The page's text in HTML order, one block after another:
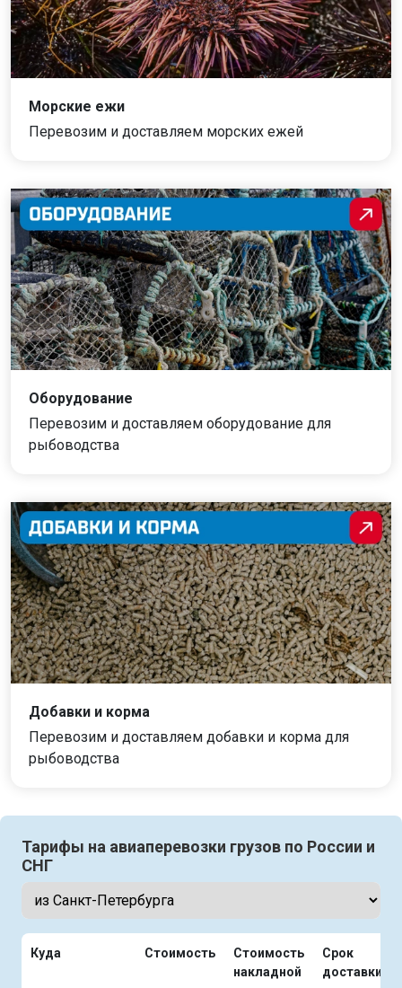
Морские ежи
Перевозим и доставляем морских ежей
Оборудование
Перевозим и доставляем оборудование для
рыбоводства
Добавки и корма
Перевозим и доставляем добавки и корма для
рыбоводства
Тарифы на авиаперевозки грузов по России и
СНГ
Куда Стоимость
Стоимость
накладной
Срок
доставки